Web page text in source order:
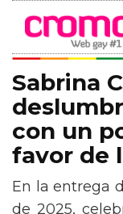
Sabrina
con un
favor de
En la entrega
de 2025,